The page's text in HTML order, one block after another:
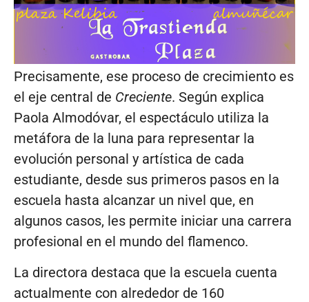
Precisamente, ese proceso de crecimiento es
el eje central de Creciente. Según explica
Paola Almodóvar, el espectáculo utiliza la
metáfora de la luna para representar la
evolución personal y artística de cada
estudiante, desde sus primeros pasos en la
escuela hasta alcanzar un nivel que, en
algunos casos, les permite iniciar una carrera
profesional en el mundo del flamenco.
La directora destaca que la escuela cuenta
actualmente con alrededor de 160